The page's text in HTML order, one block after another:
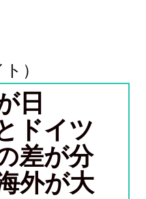
）
日
ドイツ
差が分
外が大